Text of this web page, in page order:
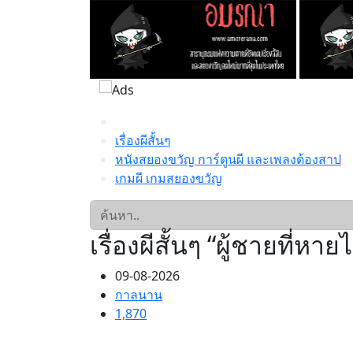
เรื่องผีสั้นๆ
หนังสยองขวัญ การ์ตูนผี และเพลงต้องสาป
เกมผี เกมสยองขวัญ
เรื่องผีสั้นๆ “ผู้ชายที่หาย
09-08-2026
กาลนาน
1,870